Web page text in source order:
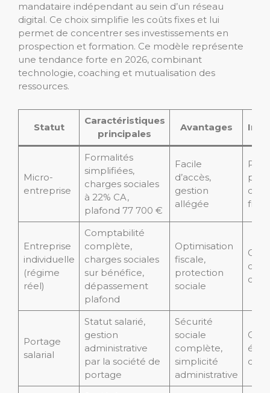
mandataire indépendant au sein d’un réseau
digital. Ce choix simplifie les coûts fixes et lui
permet de concentrer ses investissements en
prospection et formation. Ce modèle représente
une tendance forte en 2026, combinant
technologie, coaching et mutualisation des
ressources.
Statut
Caractéristiques
principales
Avantages
Micro-
entreprise
Formalités
simplifiées,
charges sociales
à 22% CA,
plafond 77 700 €
Facile
d’accès,
gestion
allégée
pas
frais
Entreprise
individuelle
(régime
réel)
Comptabilité
complète,
charges sociales
sur bénéfice,
dépassement
plafond
Optimisation
fiscale,
protection
sociale
Portage
salarial
Statut salarié,
gestion
administrative
par la société de
portage
Sécurité
sociale
complète,
simplicité
administrative